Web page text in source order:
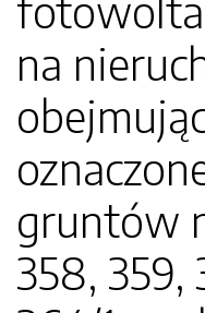
na
gruntów
358, 359,